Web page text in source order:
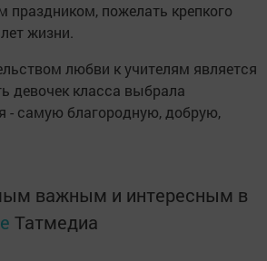
пожелать крепкого
жизни.
любви к учителям является
девочек класса выбрала
- самую благородную, добрую,
важным и интересным в
Татмедиа